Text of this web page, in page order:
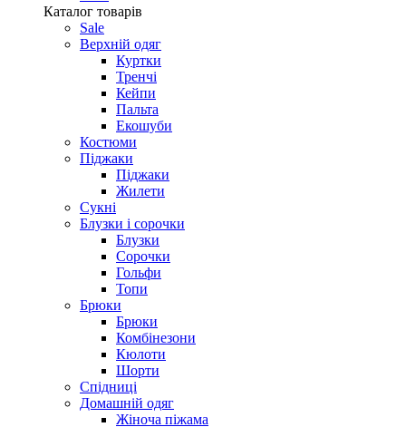
Каталог товарів
Sale
Верхній одяг
Куртки
Тренчі
Кейпи
Пальта
Екошуби
Костюми
Піджаки
Піджаки
Жилети
Сукні
Блузки і сорочки
Блузки
Сорочки
Гольфи
Топи
Брюки
Брюки
Комбінезони
Кюлоти
Шорти
Спідниці
Домашній одяг
Жіноча піжама